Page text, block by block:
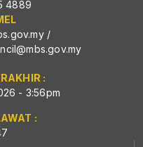
4889
/
:
- 3:56pm
: